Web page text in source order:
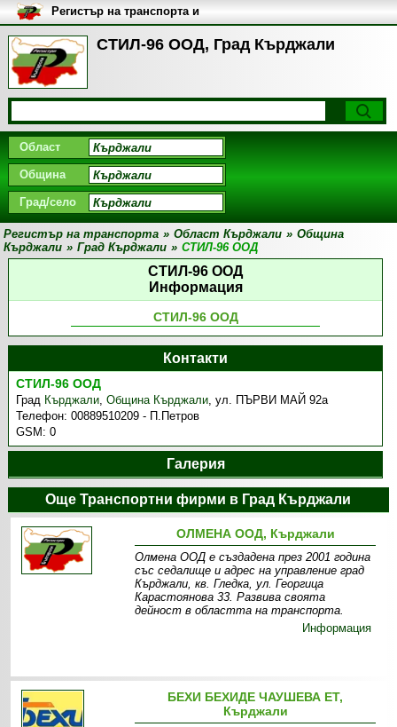
СТИЛ-96 ООД, Град Кърджали
Регистър на транспорта и
транспортните фирми в
България
Област
Община
Град/село
Регистър на транспорта » Област Кърджали » Община
Кърджали » Град Кърджали » СТИЛ-96 ООД
СТИЛ-96 ООД
Информация
СТИЛ-96 ООД
Контакти
СТИЛ-96 ООД
Град Кърджали,Община Кърджали,ул. ПЪРВИ МАЙ 92а
Телефон:00889510209 - П.Петров
GSM:0
Галерия
Още Транспортни фирми в Град Кърджали
ОЛМЕНА ООД, Кърджали
Олмена ООД е създадена през 2001 година
със седалище и адрес на управление град
Кърджали, кв. Гледка, ул. Георгица
Карастоянова 33. Развива своята
дейност в областта на транспорта.
Информация
БЕХИ БЕХИДЕ ЧАУШЕВА ЕТ,
Кърджали